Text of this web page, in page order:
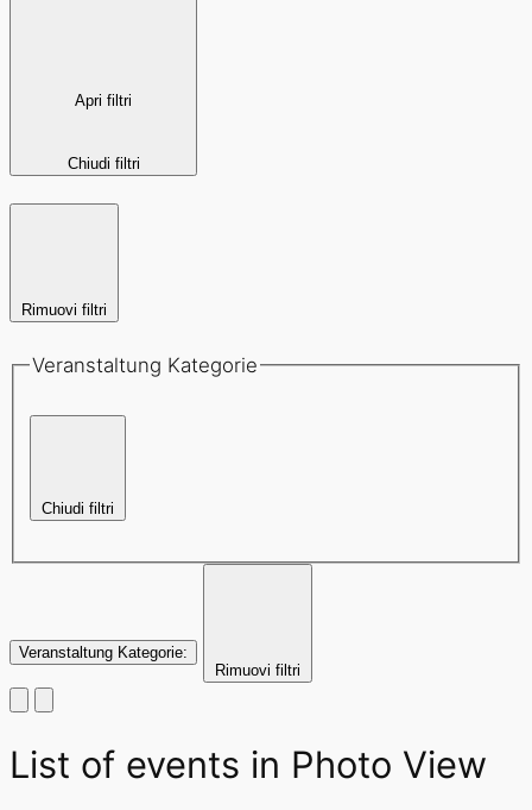
Apri filtri
Chiudi filtri
Rimuovi filtri
Veranstaltung Kategorie
Chiudi filtri
Veranstaltung Kategorie:
Rimuovi filtri
List of events in Photo View